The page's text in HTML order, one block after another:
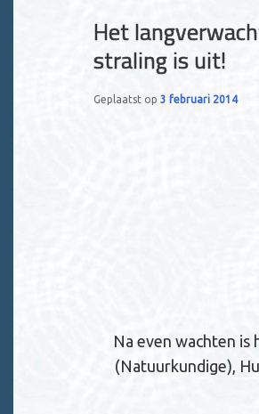
primaire
inhoud
secundaire
inhoud
Het
straling is uit!
Geplaatst op 3 februari 2014
Na even wachten
(Natuurkundige),